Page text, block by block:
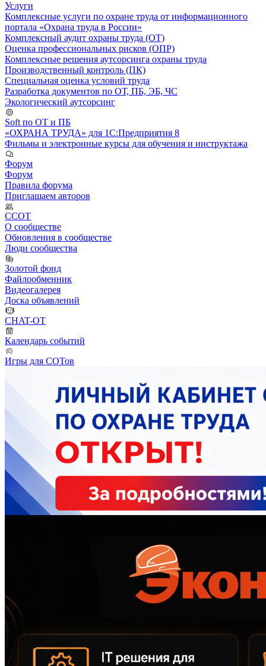
Услуги
Комплексные услуги по охране труда от информационного
портала «Охрана труда в России»
Комплексный аудит охраны труда (ОТ)
Оценка профессиональных рисков (ОПР)
Комплексные решения аутсорсинга охраны труда
Производственный контроль (ПК)
Специальная оценка условий труда
Разработка документов по ОТ, ПБ, ЭБ, ЧС
Экологический аутсорсинг
Soft по ОТ и ПБ
«ОХРАНА ТРУДА» для 1С:Предприятия 8
Фильмы и электронные курсы для обучения и инструктажа
Форум
Форум
Правила форума
Приглашаем авторов
ССОТ
О сообществе
Обновления в сообществе
Люди сообщества
Золотой фонд
Файлообменник
Видеогалерея
Доска объявлений
CHAT-OT
Календарь событий
Игры для СОТов